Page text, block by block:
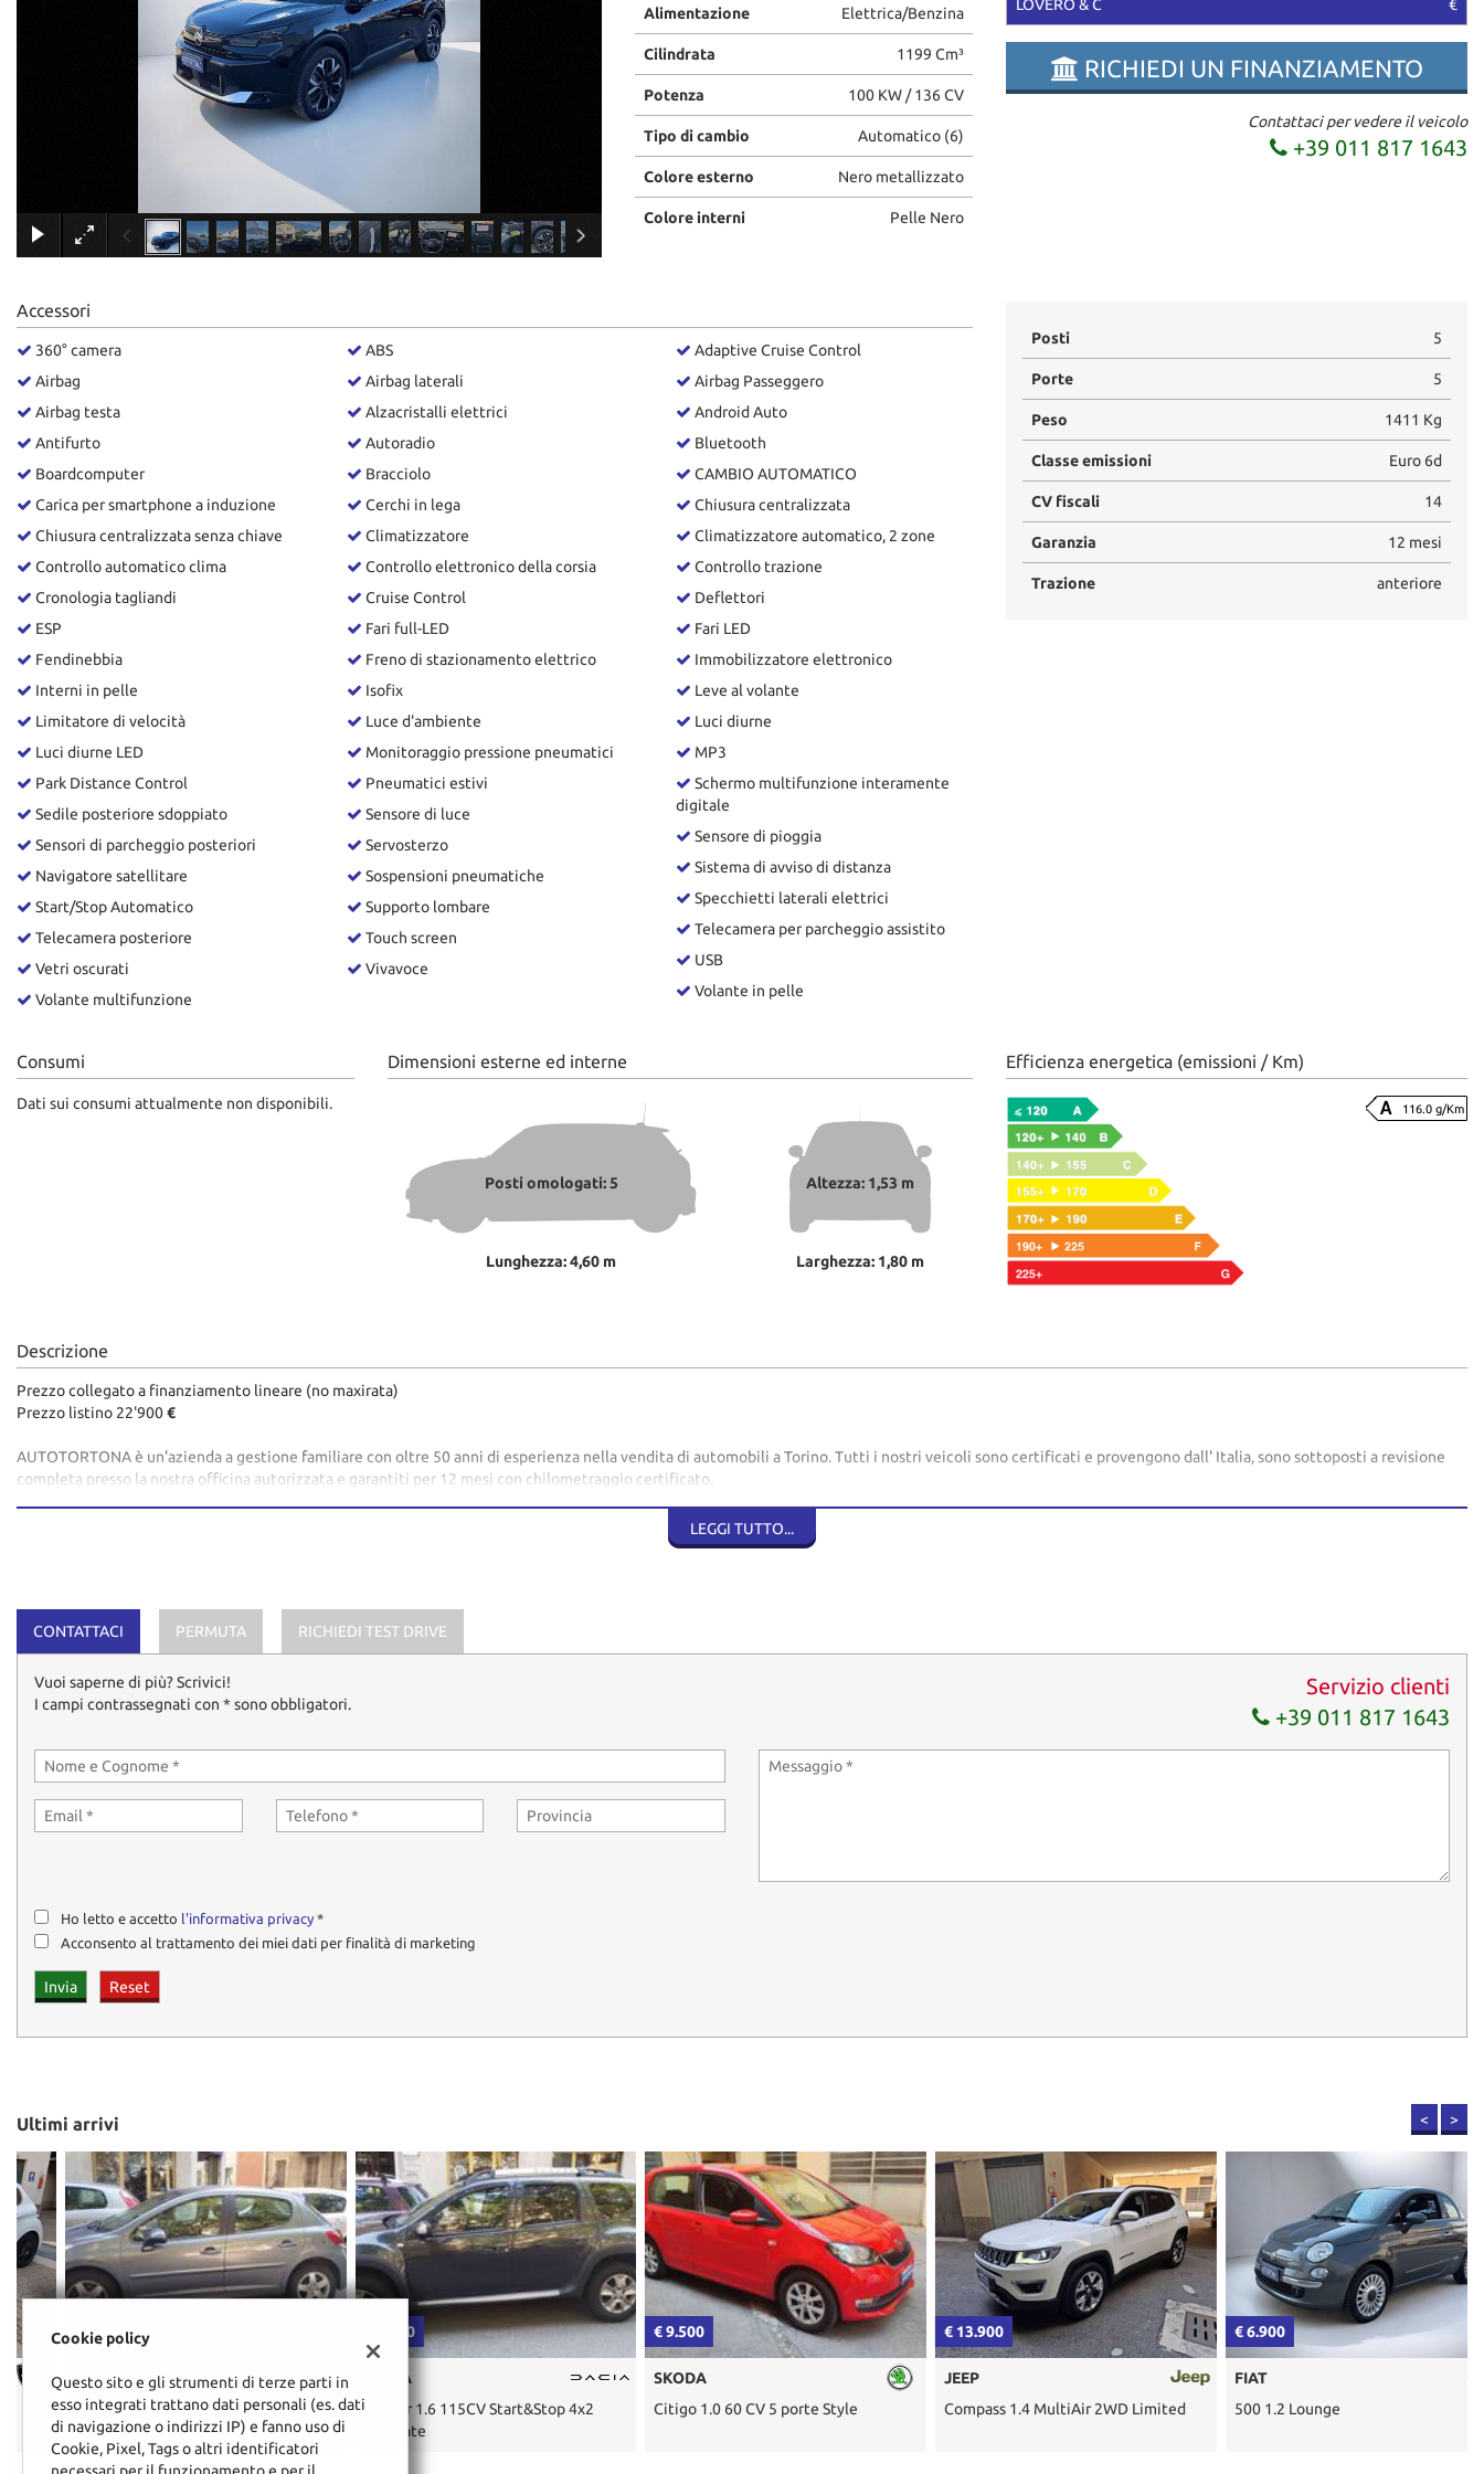
Alimentazione Elettrica/Benzina
Cilindrata 1199 Cm³
Potenza 100 KW / 136 CV
Tipo di cambio Automatico (6)
Colore esterno Nero metallizzato
Colore interni Pelle Nero
LOVERO & C
€
RICHIEDI UN FINANZIAMENTO
Contattaci per vedere il veicolo
+39 011 817 1643
Accessori
360° camera
Airbag
Airbag testa
Antifurto
Boardcomputer
Carica per smartphone a induzione
Chiusura centralizzata senza chiave
Controllo automatico clima
Cronologia tagliandi
ESP
Fendinebbia
Interni in pelle
Limitatore di velocità
Luci diurne LED
Park Distance Control
Sedile posteriore sdoppiato
Sensori di parcheggio posteriori
Navigatore satellitare
Start/Stop Automatico
Telecamera posteriore
Vetri oscurati
Volante multifunzione
ABS
Airbag laterali
Alzacristalli elettrici
Autoradio
Bracciolo
Cerchi in lega
Climatizzatore
Controllo elettronico della corsia
Cruise Control
Fari full-LED
Freno di stazionamento elettrico
Isofix
Luce d'ambiente
Monitoraggio pressione pneumatici
Pneumatici estivi
Sensore di luce
Servosterzo
Sospensioni pneumatiche
Supporto lombare
Touch screen
Vivavoce
Adaptive Cruise Control
Airbag Passeggero
Android Auto
Bluetooth
CAMBIO AUTOMATICO
Chiusura centralizzata
Climatizzatore automatico, 2 zone
Controllo trazione
Deflettori
Fari LED
Immobilizzatore elettronico
Leve al volante
Luci diurne
MP3
Schermo multifunzione interamente
digitale
Sensore di pioggia
Sistema di avviso di distanza
Specchietti laterali elettrici
Telecamera per parcheggio assistito
USB
Volante in pelle
Posti 5
Porte 5
Peso 1411 Kg
Classe emissioni Euro 6d
CV fiscali 14
Garanzia 12 mesi
Trazione anteriore
Consumi
Dati sui consumi attualmente non disponibili.
Dimensioni esterne ed interne
Posti omologati: 5
Lunghezza: 4,60 m
Altezza: 1,53 m
Larghezza: 1,80 m
Efficienza energetica (emissioni / Km)
116.0 g/Km
Descrizione
Prezzo collegato a finanziamento lineare (no maxirata)
Prezzo listino 22'900€
AUTOTORTONA è un'azienda a gestione familiare con oltre 50 anni di esperienza nella vendita di automobili a Torino. Tutti i nostri veicoli sono certificati e provengono dall' Italia, sono sottoposti a revisione
completa presso la nostra officina autorizzata e garantiti per 12 mesi con chilometraggio certificato.
Contatti: STEFANO LOVERO - +39 336510857
LEGGI TUTTO...
CONTATTACI PERMUTA RICHIEDI TEST DRIVE
Vuoi saperne di più? Scrivici!
I campi contrassegnati con * sono obbligatori.
Servizio clienti
+39 011 817 1643
Ho letto e accetto l'informativa privacy *
Acconsento al trattamento dei miei dati per finalità di marketing
Ultimi arrivi < >
€ 3.900
PEUGEOT
207 1.4 8V 75CV 5p. Energie Sport
DACIA
Duster 1.6 115CV Start&Stop 4x2
Lauréate
€ 9.500
SKODA
Citigo 1.0 60 CV 5 porte Style
€ 13.900
JEEP
Compass 1.4 MultiAir 2WD Limited
€ 6.900
FIAT
500 1.2 Lounge
Cookie policy
Questo sito e gli strumenti di terze parti in
esso integrati trattano dati personali (es. dati
di navigazione o indirizzi IP) e fanno uso di
Cookie, Pixel, Tags o altri identificatori
attività
Per
maggiori
informazioni
sull'utilità
sul
funzionamento
questi
strumenti
di
si
rimanda
cookie
policy.
Puoi
e
modificare
tue
scelte
in
momento.
Cookie necessari
Cookie per il miglioramento dell'esperienza utente